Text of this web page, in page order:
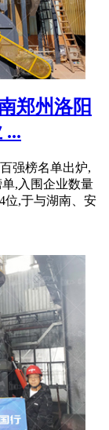
郑州洛阳
...
强榜名单出炉,
,入围企业数量
位,于与湖南、安